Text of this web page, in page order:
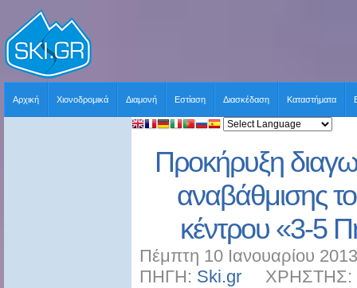
Αρχική Χιονοδρομικά Διαμονή Εστίαση Διασκέδαση Καταστήματα
Προκήρυξη
αναβάθμισης
κέντρου «3-5
Πέμπτη 10 Ιανουαρίου
ΠΗΓΗ: Ski.gr ΧΡΗΣΤΗΣ: